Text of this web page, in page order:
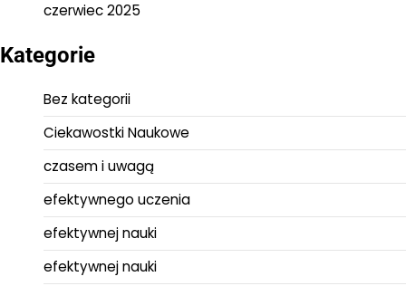
czerwiec 2025
Kategorie
Bez kategorii
Ciekawostki Naukowe
czasem i uwagą
efektywnego uczenia
efektywnej nauki
efektywnej nauki